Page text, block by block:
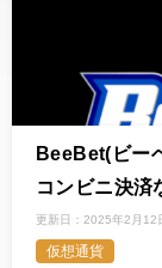
BeeBet(ビー
コンビニ決済
更新日： 2025年2月12
仮想通貨